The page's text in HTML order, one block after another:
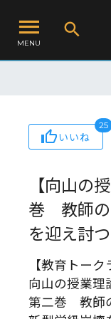
MENU
いいね
25
【向山の
巻 教師の
を迎え討
【教育トー
向山の授業理
第二巻 教師